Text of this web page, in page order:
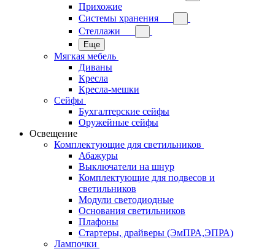
Прихожие
Системы хранения
Стеллажи
Еще
Мягкая мебель
Диваны
Кресла
Кресла-мешки
Сейфы
Бухгалтерские сейфы
Оружейные сейфы
Освещение
Комплектующие для светильников
Абажуры
Выключатели на шнур
Комплектующие для подвесов и
светильников
Модули светодиодные
Основания светильников
Плафоны
Стартеры, драйверы (ЭмПРА,ЭПРА)
Лампочки